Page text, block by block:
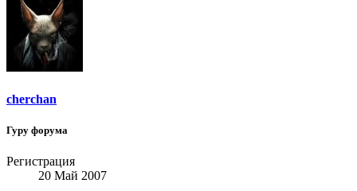
cherchan
Гуру форума
Регистрация
20 Май 2007